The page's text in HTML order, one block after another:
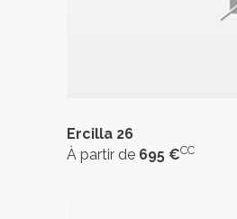
Ercilla 26
À partir de 695 €CC